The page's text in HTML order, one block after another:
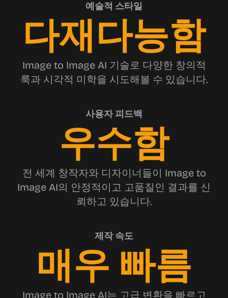
예술적 스타일
다재다능함
Image to Image AI 기술로 다양한 창의적
룩과 시각적 미학을 시도해볼 수 있습니다.
사용자 피드백
우수함
전 세계 창작자와 디자이너들이 Image to
Image AI의 안정적이고 고품질인 결과를 신
뢰하고 있습니다.
제작 속도
매우 빠름
Image to Image AI는 고급 변환을 빠르고